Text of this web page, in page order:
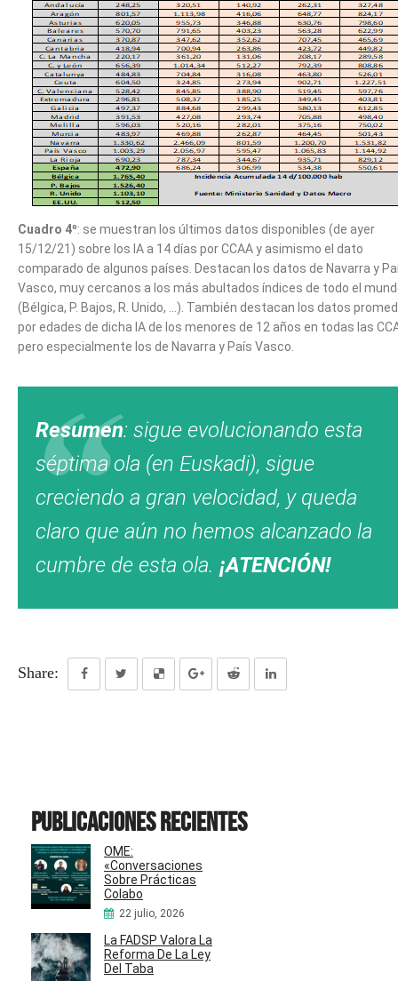
Cuadro 4º: se muestran los últimos datos disponibles (de ayer
15/12/21) sobre los IA a 14 días por CCAA y asimismo el dato
comparado de algunos países. Destacan los datos de Navarra y
Vasco, muy cercanos a los más abultados índices de todo el
(Bélgica, P. Bajos, R. Unido, …). También destacan los datos
por edades de dicha IA de los menores de 12 años en todas las
pero especialmente los de Navarra y País Vasco.
Resumen: sigue evolucionando esta
séptima ola (en Euskadi), sigue
creciendo a gran velocidad, y queda
claro que aún no hemos alcanzado la
cumbre de esta ola. ¡ATENCIÓN!
Share:
Publicaciones recientes
OME:
«Conversaciones
Sobre Prácticas
Colabo
22 julio, 2026
La FADSP Valora La
Reforma De La Ley
Del Taba